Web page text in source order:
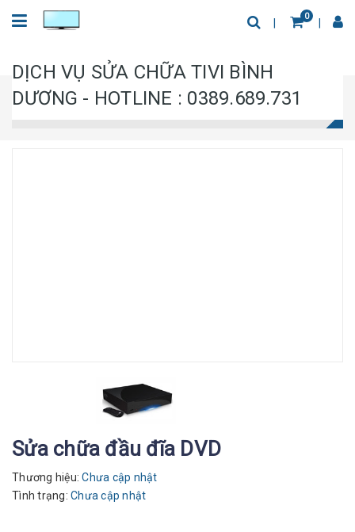
0
DỊCH VỤ SỬA CHỮA TIVI BÌNH
DƯƠNG - HOTLINE : 0389.689.731
Sửa chữa đầu đĩa DVD
Thương hiệu: Chưa cập nhật
Tình trạng: Chưa cập nhật